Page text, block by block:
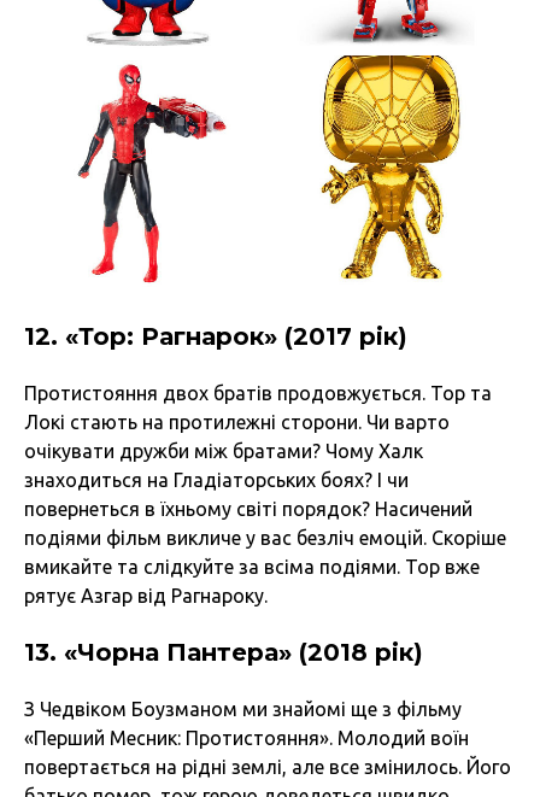
12. «Тор: Рагнарок» (2017 рік)
Протистояння двох братів продовжується. Тор та
Локі стають на протилежні сторони. Чи варто
очікувати дружби між братами? Чому Халк
знаходиться на Гладіаторських боях? І чи
повернеться в їхньому світі порядок? Насичений
подіями фільм викличе у вас безліч емоцій. Скоріше
вмикайте та слідкуйте за всіма подіями. Тор вже
рятує Азгар від Рагнароку.
13. «Чорна Пантера» (2018 рік)
З Чедвіком Боузманом ми знайомі ще з фільму
«Перший Месник: Протистояння». Молодий воїн
повертається на рідні землі, але все змінилось. Його